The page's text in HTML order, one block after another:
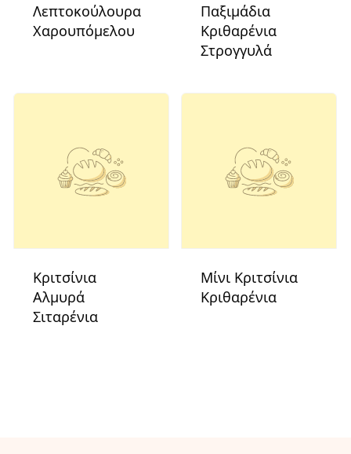
Λεπτοκούλουρα
Χαρουπόμελου
Παξιμάδια
Κριθαρένια
Στρογγυλά
Κριτσίνια
Αλμυρά
Σιταρένια
Μίνι Κριτσίνια
Κριθαρένια